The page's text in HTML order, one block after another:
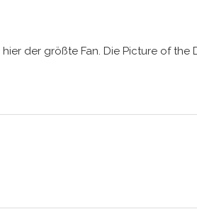
der größte Fan. Die Picture of the